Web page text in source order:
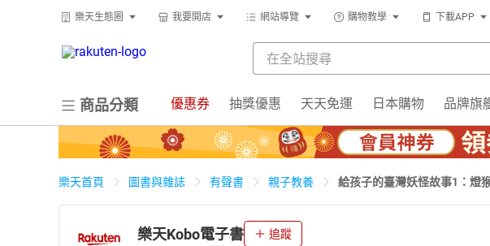
樂天生態圈 我要開店 網站導覽 購物教學 下載APP
商品分類 優惠券 抽獎優惠 天天免運 日本購物 品牌旗
樂天首頁 圖書與雜誌 有聲書 親子教養 給孩子的臺灣妖怪故事1：燈
樂天Kobo電子書 追蹤